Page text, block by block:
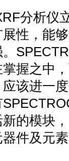
分析仪
性，能
握之中
该进一
的模块
件及元